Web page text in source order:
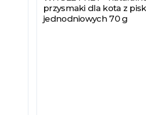
przysmaki dla kota z
jednodniowych 70 g